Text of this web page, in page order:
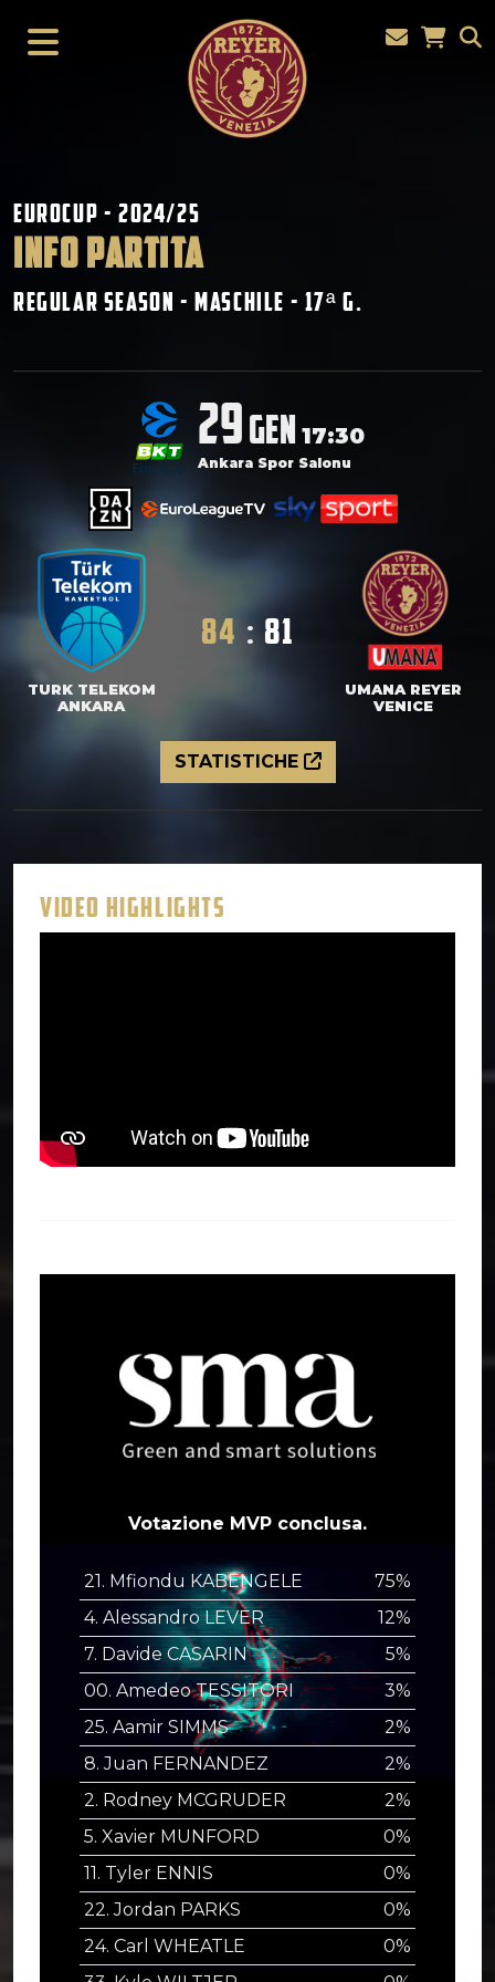
Eurocup - 2024/25
INFO PARTITA
Regular Season - Maschile - 17ª G.
29gen 17:30
Ankara Spor Salonu
TURK TELEKOM
ANKARA
84 : 81
UMANA REYER
VENICE
STATISTICHE
VIDEO HIGHLIGHTS
Votazione MVP conclusa.
21. Mfiondu KABENGELE
75%
4. Alessandro LEVER
12%
7. Davide CASARIN
5%
00. Amedeo TESSITORI
3%
25. Aamir SIMMS
2%
8. Juan FERNANDEZ
2%
2. Rodney MCGRUDER
2%
5. Xavier MUNFORD
0%
11. Tyler ENNIS
0%
22. Jordan PARKS
0%
24. Carl WHEATLE
0%